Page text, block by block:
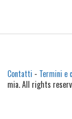
Contatti - Termini e
mia. All rights